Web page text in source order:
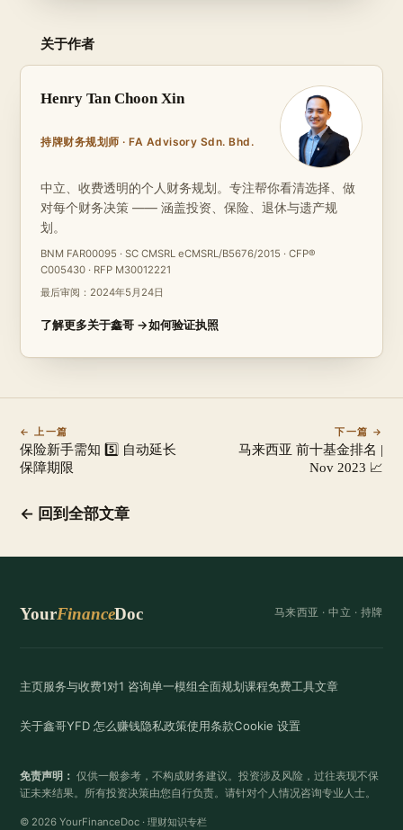
关于作者
Henry Tan Choon Xin
持牌财务规划师 · FA Advisory Sdn. Bhd.
中立、收费透明的个人财务规划。专注帮你看清选择、做
对每个财务决策 —— 涵盖投资、保险、退休与遗产规
划。
BNM FAR00095 · SC CMSRL eCMSRL/B5676/2015 · CFP®
C005430 · RFP M30012221
最后审阅： 2024年5月24日
了解更多关于鑫哥 →如何验证执照
← 上一篇
保险新手需知 5️⃣ 自动延长
保障期限
下一篇 →
马来西亚 前十基金排名 |
Nov 2023 📈
← 回到全部文章
YourFinanceDoc 马来西亚 ·中立 · 持牌
主页服务与收费1对1 咨询单一模组全面规划课程免费工具文章
关于鑫哥YFD 怎么赚钱隐私政策使用条款Cookie 设置
免责声明： 仅供一般参考，不构成财务建议。投资涉及风险，过往表现不保
证未来结果。所有投资决策由您自行负责。请针对个人情况咨询专业人士。
© 2026 YourFinanceDoc · 理财知识专栏